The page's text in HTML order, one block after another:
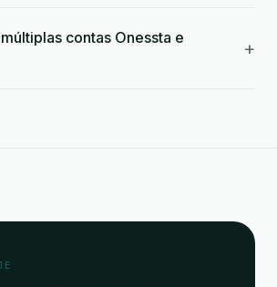
contas Onessta e
+